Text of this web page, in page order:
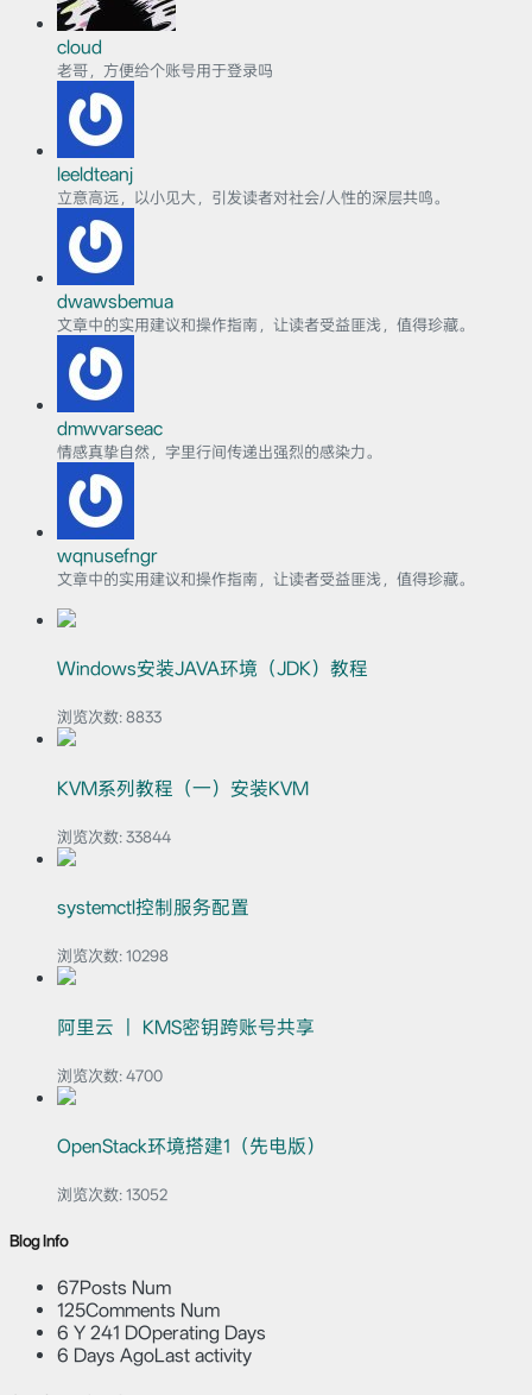
cloud
老哥，方便给个账号用于登录吗
leeldteanj
立意高远，以小见大，引发读者对社会/人性的深层共鸣。
dwawsbemua
文章中的实用建议和操作指南，让读者受益匪浅，值得珍藏。
dmwvarseac
情感真挚自然，字里行间传递出强烈的感染力。
wqnusefngr
文章中的实用建议和操作指南，让读者受益匪浅，值得珍藏。
Windows安装JAVA环境（JDK）教程
浏览次数: 8833
KVM系列教程（一）安装KVM
浏览次数: 33844
systemctl控制服务配置
浏览次数: 10298
阿里云 ｜ KMS密钥跨账号共享
浏览次数: 4700
OpenStack环境搭建1（先电版）
浏览次数: 13052
Blog Info
67Posts Num
125Comments Num
6 Y 241 DOperating Days
6 Days AgoLast activity